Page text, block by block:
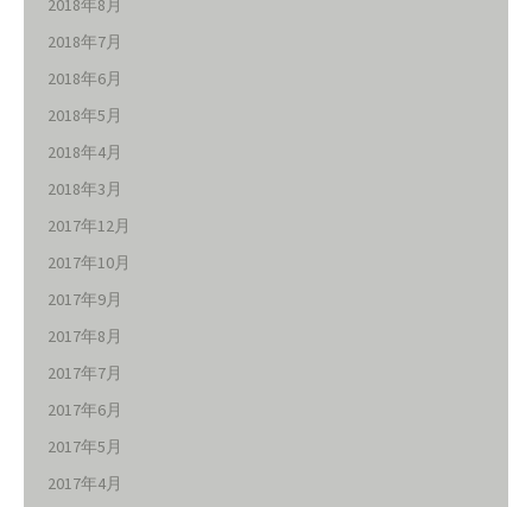
2018年8月
2018年7月
2018年6月
2018年5月
2018年4月
2018年3月
2017年12月
2017年10月
2017年9月
2017年8月
2017年7月
2017年6月
2017年5月
2017年4月